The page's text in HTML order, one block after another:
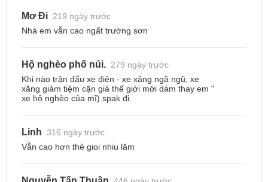
Mơ Đi 219 ngày trước
Nhà em vẫn cao ngất trường sơn
Hộ nghèo phố núi. 279 ngày trước
Khi nào trận đấu xe điện - xe xăng ngã ngũ, xe
xăng giảm tiệm cận giá thế giới mới dám thay em "
xe hộ nghèo của mĩ) spak đi.
Linh 316 ngày trước
Vẫn cao hơn thê gioi nhiu lăm